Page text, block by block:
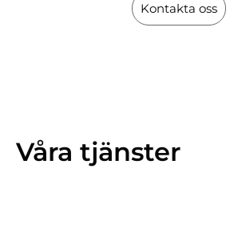
Kontakta oss
Våra tjänster